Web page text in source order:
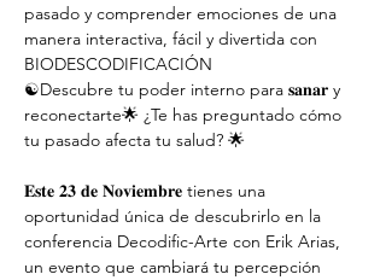
pasado y comprender emociones de una
manera interactiva, fácil y divertida con
BIODESCODIFICACIÓN
☯Descubre tu poder interno para 𝐬𝐚𝐧𝐚𝐫 y
reconectarte🌟 ¿Te has preguntado cómo
tu pasado afecta tu salud? 🌟
𝐄𝐬𝐭𝐞 𝟐𝟑 𝐝𝐞 𝐍𝐨𝐯𝐢𝐞𝐦𝐛𝐫𝐞 tienes una
oportunidad única de descubrirlo en la
conferencia Decodific-Arte con Erik Arias,
un evento que cambiará tu percepción